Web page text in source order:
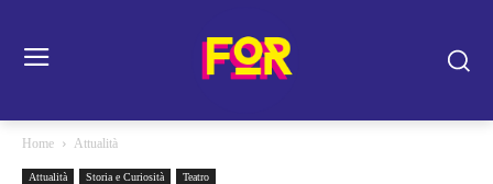
Home Attualità
Attualità Storia e Curiosità Teatro